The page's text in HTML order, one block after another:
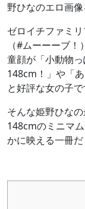
野ひなのエロ画像
ゼロイチファミ
（#ムーーーブ
童顔が「小動物
148cm！」や「
と好評な女の子で
そんな姫野ひな
148cmのミニマ
かに映える一冊だ